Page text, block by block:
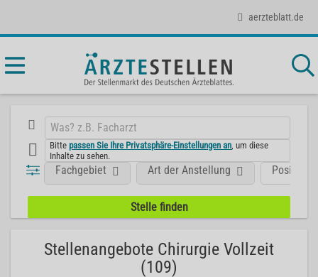
aerzteblatt.de
Bittepassen Sie Ihre Privatsphäre-Einstellungen an , um diese
Inhalte zu sehen.
Position
Fachgebiet Art der Anstellung
Stellenangebote Chirurgie Vollzeit
(109)